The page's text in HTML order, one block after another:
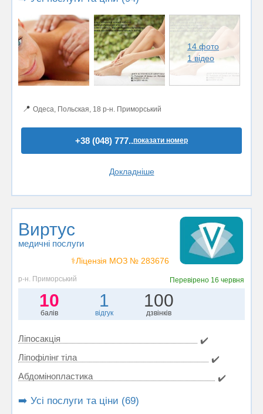
14 фото
1 відео
📍 Одеса, Польская, 18 р-н. Приморський
+38 (048) 777..показати номер
Докладніше
Виртус
медичні послуги
⚕️Ліцензія МОЗ № 283676
р-н. Приморський Перевірено 16 червня
10
балів
1
відгук
100
дзвінків
Ліпосакція
✔️
Ліпофілінг тіла
✔️
Абдомінопластика
✔️
➡️ Усі послуги та ціни (69)